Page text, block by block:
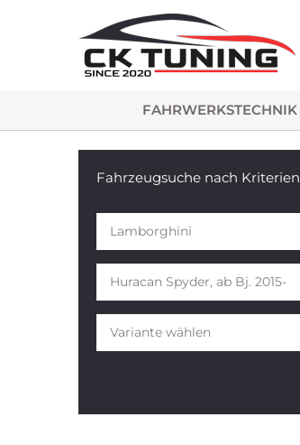
FAHRWERKSTECHNIK
Fahrzeugsuche nach Kriterien
Lamborghini
Huracan Spyder, ab Bj. 2015-
Variante wählen